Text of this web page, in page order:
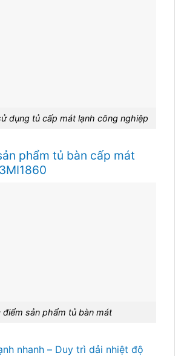
dụng tủ cấp mát lạnh công nghiệp
phẩm tủ bàn cấp mát
điểm sản phẩm tủ bàn mát
nhanh – Duy trì dải nhiệt độ